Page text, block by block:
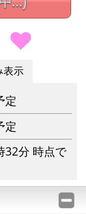
表示
定
定
32分 時点で